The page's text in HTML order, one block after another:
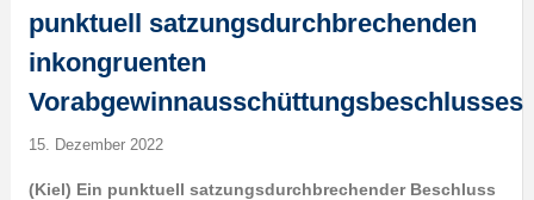
punktuell satzungsdurchbrechenden
inkongruenten
Vorabgewinnausschüttungsbeschlusses
15. Dezember 2022
(Kiel) Ein punktuell satzungsdurchbrechender Beschluss